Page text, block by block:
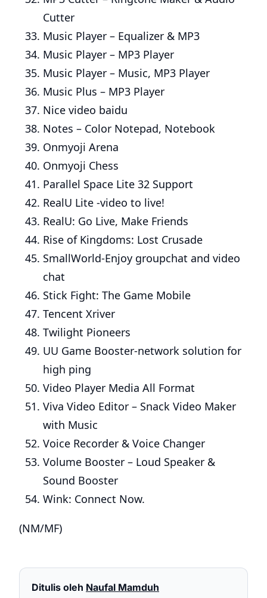
Cutter
Music Player – Equalizer & MP3
Music Player – MP3 Player
Music Player – Music, MP3 Player
Music Plus – MP3 Player
Nice video baidu
Notes – Color Notepad, Notebook
Onmyoji Arena
Onmyoji Chess
Parallel Space Lite 32 Support
RealU Lite -video to live!
RealU: Go Live, Make Friends
Rise of Kingdoms: Lost Crusade
SmallWorld-Enjoy groupchat and video
chat
Stick Fight: The Game Mobile
Tencent Xriver
Twilight Pioneers
UU Game Booster-network solution for
high ping
Video Player Media All Format
Viva Video Editor – Snack Video Maker
with Music
Voice Recorder & Voice Changer
Volume Booster – Loud Speaker &
Sound Booster
Wink: Connect Now.
(NM/MF)
Ditulis oleh Naufal Mamduh